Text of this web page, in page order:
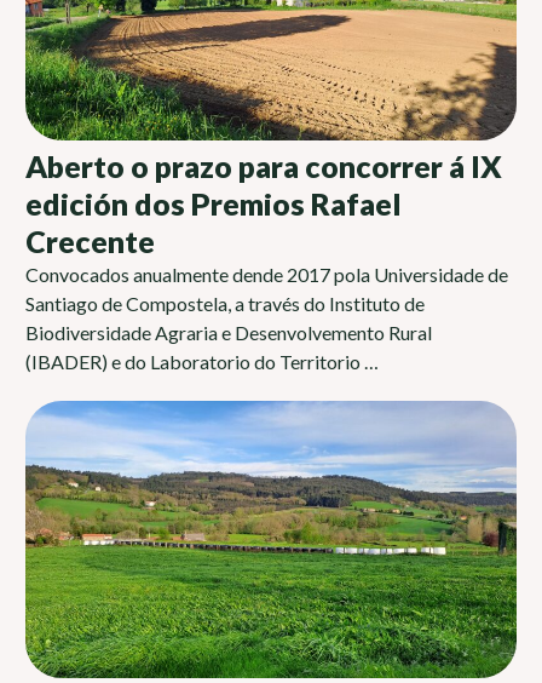
Aberto o prazo para concorrer á IX
edición dos Premios Rafael
Crecente
Convocados anualmente dende 2017 pola Universidade de
Santiago de Compostela, a través do Instituto de
Biodiversidade Agraria e Desenvolvemento Rural
(IBADER) e do Laboratorio do Territorio …